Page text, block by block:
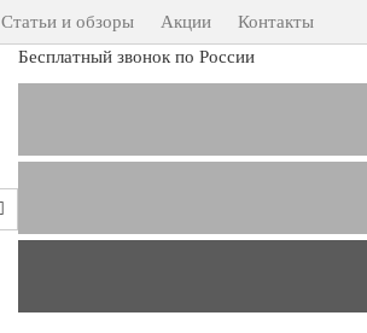
Статьи и обзоры Акции
Контакты
Бесплатный звонок по России